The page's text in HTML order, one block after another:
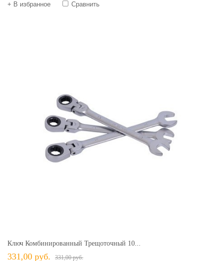
+ В избранное
Сравнить
Ключ Комбинированный Трещоточный 10...
331,00 руб. 331,00 руб.